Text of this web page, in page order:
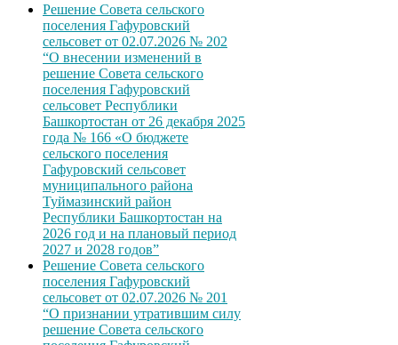
Решение Совета сельского
поселения Гафуровский
сельсовет от 02.07.2026 № 202
“О внесении изменений в
решение Совета сельского
поселения Гафуровский
сельсовет Республики
Башкортостан от 26 декабря 2025
года № 166 «О бюджете
сельского поселения
Гафуровский сельсовет
муниципального района
Туймазинский район
Республики Башкортостан на
2026 год и на плановый период
2027 и 2028 годов”
Решение Совета сельского
поселения Гафуровский
сельсовет от 02.07.2026 № 201
“О признании утратившим силу
решение Совета сельского